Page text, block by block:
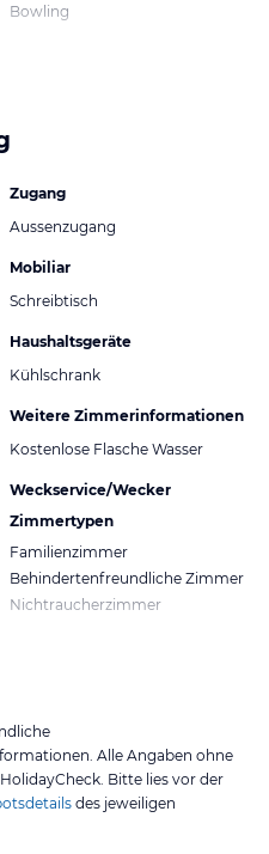
Bowling
Zugang
Aussenzugang
Mobiliar
Schreibtisch
Haushaltsgeräte
Kühlschrank
Weitere Zimmerinformationen
Kostenlose Flasche Wasser
Weckservice/Wecker
Zimmertypen
Familienzimmer
Behindertenfreundliche Zimmer
Nichtraucherzimmer
Alle Angaben ohne
Bitte lies vor der
des jeweiligen